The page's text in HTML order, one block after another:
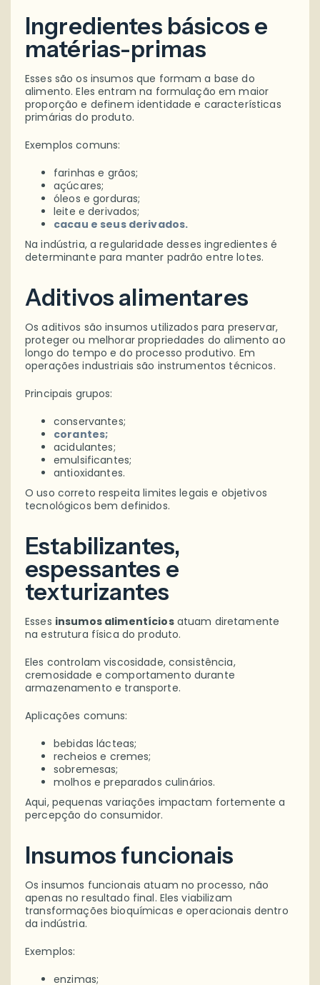
Ingredientes básicos e
matérias-primas
Esses são os insumos que formam a base do
alimento. Eles entram na formulação em maior
proporção e definem identidade e características
primárias do produto.
Exemplos comuns:
farinhas e grãos;
açúcares;
óleos e gorduras;
leite e derivados;
cacau e seus derivados.
Na indústria, a regularidade desses ingredientes é
determinante para manter padrão entre lotes.
Aditivos alimentares
Os aditivos são insumos utilizados para preservar,
proteger ou melhorar propriedades do alimento ao
longo do tempo e do processo produtivo. Em
operações industriais são instrumentos técnicos.
Principais grupos:
conservantes;
corantes;
acidulantes;
emulsificantes;
antioxidantes.
O uso correto respeita limites legais e objetivos
tecnológicos bem definidos.
Estabilizantes,
espessantes e
texturizantes
Esses insumos alimentíciosatuam diretamente
na estrutura física do produto.
Eles controlam viscosidade, consistência,
cremosidade e comportamento durante
armazenamento e transporte.
Aplicações comuns:
bebidas lácteas;
recheios e cremes;
sobremesas;
molhos e preparados culinários.
Aqui, pequenas variações impactam fortemente a
percepção do consumidor.
Insumos funcionais
Os insumos funcionais atuam no processo, não
apenas no resultado final. Eles viabilizam
transformações bioquímicas e operacionais dentro
da indústria.
Exemplos:
enzimas;